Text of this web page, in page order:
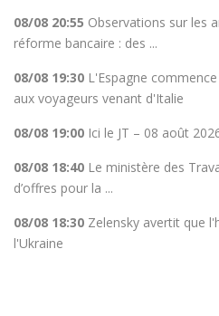
08/08 20:55 Observations sur les
réforme bancaire : des ...
08/08 19:30 L'Espagne
aux voyageurs venant d'Italie
08/08 19:00 Ici le JT – 08 août
08/08 18:40 Le ministère des
d’offres pour la ...
08/08 18:30 Zelensky avertit que
l'Ukraine